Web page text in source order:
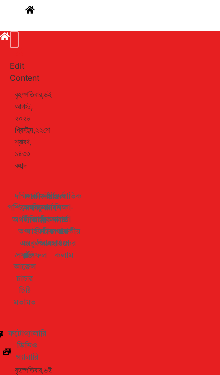
Edit
Content
বৃহস্পতিবার,৬ই
আগস্ট,
২০২৬
খ্রিস্টাব্দ,২২শে
শ্রাবণ,
১৪৩৩
বঙ্গাব্দ
দক্ষিণ-
পশ্চিমাঞ্চল
অর্থনীতি
তথ্য
ও
প্রযুক্তি
আক্কেল
চাচার
চিঠি
মতামত
জাতীয়
খেলাধুলা
ইসলামী
জাহান
এক্সক্লুসিভ
রাশিফল
রাজনীতি
বিনোদন
স্বাস্থ্যকথা
ফিচার
প্রবাস
সারাদেশ
আইন-
আদালত
জীবনধারা
আবহাওয়া
আন্তর্জাতিক
শিক্ষা-
বার্তা
সম্পাদকীয়
পাঠকের
কলাম
ফটোগ্যালারি
ভিডিও
গ্যালারি
বৃহস্পতিবার,৬ই